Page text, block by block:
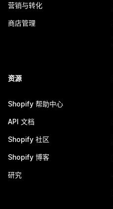
营销与转化
商店管理
资源
Shopify 帮助中心
API 文档
Shopify 社区
Shopify 博客
研究